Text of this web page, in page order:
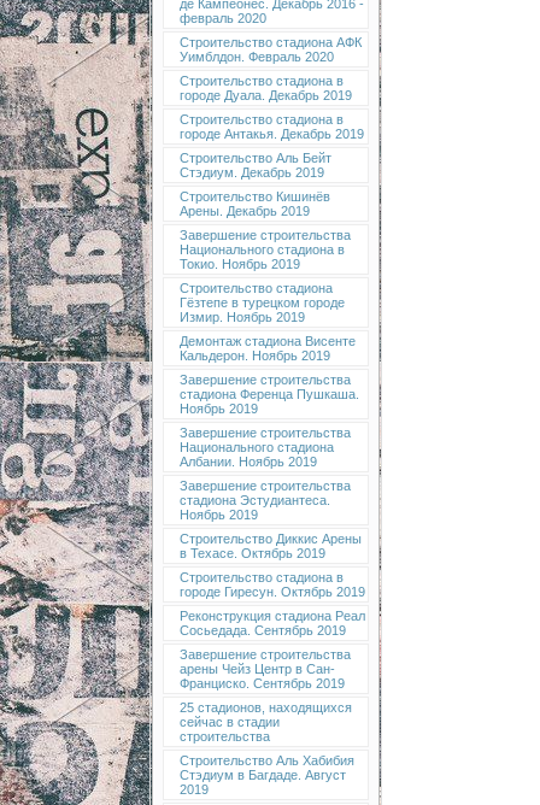
де Кампеонес. Декабрь 2016 -
февраль 2020
Строительство стадиона АФК
Уимблдон. Февраль 2020
Строительство стадиона в
городе Дуала. Декабрь 2019
Строительство стадиона в
городе Антакья. Декабрь 2019
Строительство Аль Бейт
Стэдиум. Декабрь 2019
Строительство Кишинёв
Арены. Декабрь 2019
Завершение строительства
Национального стадиона в
Токио. Ноябрь 2019
Строительство стадиона
Гёзтепе в турецком городе
Измир. Ноябрь 2019
Демонтаж стадиона Висенте
Кальдерон. Ноябрь 2019
Завершение строительства
стадиона Ференца Пушкаша.
Ноябрь 2019
Завершение строительства
Национального стадиона
Албании. Ноябрь 2019
Завершение строительства
стадиона Эстудиантеса.
Ноябрь 2019
Строительство Диккис Арены
в Техасе. Октябрь 2019
Строительство стадиона в
городе Гиресун. Октябрь 2019
Реконструкция стадиона Реал
Сосьедада. Сентябрь 2019
Завершение строительства
арены Чейз Центр в Сан-
Франциско. Сентябрь 2019
25 стадионов, находящихся
сейчас в стадии
строительства
Строительство Аль Хабибия
Стэдиум в Багдаде. Август
2019